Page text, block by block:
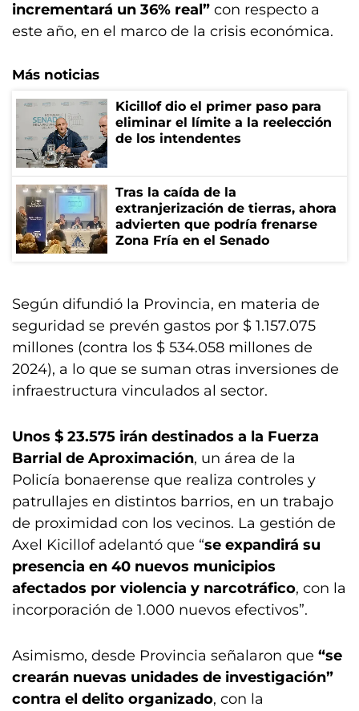
incrementará un 36% real” con respecto a
este año, en el marco de la crisis económica.
Más noticias
Kicillof dio el primer paso para
eliminar el límite a la reelección
de los intendentes
Tras la caída de la
extranjerización de tierras, ahora
advierten que podría frenarse
Zona Fría en el Senado
Según difundió la Provincia, en materia de
seguridad se prevén gastos por $ 1.157.075
millones (contra los $ 534.058 millones de
2024), a lo que se suman otras inversiones de
infraestructura vinculados al sector.
Unos $ 23.575 irán destinados a la Fuerza
Barrial de Aproximación, un área de la
Policía bonaerense que realiza controles y
patrullajes en distintos barrios, en un trabajo
de proximidad con los vecinos. La gestión de
Axel Kicillof adelantó que “se expandirá su
presencia en 40 nuevos municipios
afectados por violencia y narcotráfico, con la
incorporación de 1.000 nuevos efectivos”.
Asimismo, desde Provincia señalaron que “se
crearán nuevas unidades de investigación”
contra el delito organizado, con la